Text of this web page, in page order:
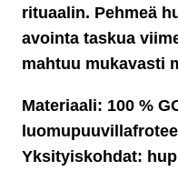
rituaalin. Pehmeä
avointa taskua
mahtuu mukavasti
Materiaali: 100 %
luomupuuvillafrotee
Yksityiskohdat: